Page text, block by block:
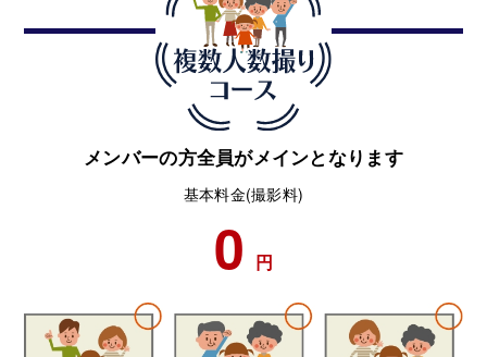
メンバーの方全員がメインとなります
基本料金(撮影料)
0 円